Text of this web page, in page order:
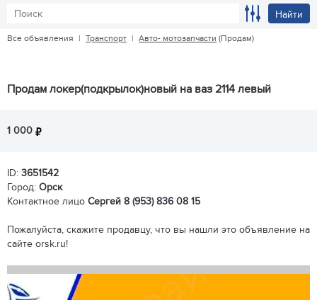
Найти
Все объявления | Транспорт | Авто- мотозапчасти (Продам)
Продам локер(подкрылок)новый на ваз 2114 левый
1 000
ID: 3651542
Город: Орск
Контактное лицо Сергей 8 (953) 836 08 15
Пожалуйста, скажите продавцу, что вы нашли это объявление на
сайте orsk.ru!